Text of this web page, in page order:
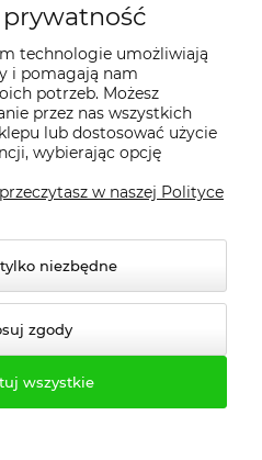
technologie umożliwiają
i pomagają nam
potrzeb. Możesz
przez nas wszystkich
lub dostosować użycie
wybierając opcję
w naszej Polityce
niezbędne
zgody
wszystkie